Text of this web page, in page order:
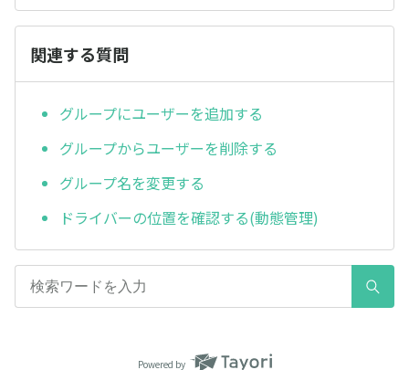
関連する質問
グループにユーザーを追加する
グループからユーザーを削除する
グループ名を変更する
ドライバーの位置を確認する(動態管理)
Powered by